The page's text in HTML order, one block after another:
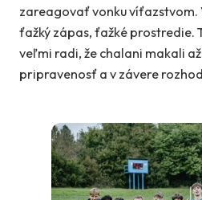
zareagovať vonku víťazstvom.
ťažký zápas, ťažké prostredie.
veľmi radi, že chalani makali
pripravenosť a v závere